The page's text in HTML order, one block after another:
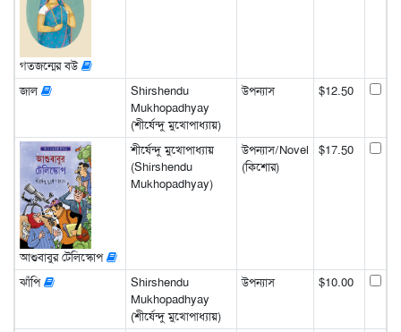
গতজন্মের বউ
জাল
Shirshendu
Mukhopadhyay
(শীর্ষেন্দু মুখোপাধ্যায়)
উপন্যাস $12.50
আশুবাবুর টেলিস্কোপ
শীর্ষেন্দু মুখোপাধ্যায়
(Shirshendu
Mukhopadhyay)
উপন্যাস/Novel
(কিশোর)
$17.50
ঝাঁপি
Shirshendu
Mukhopadhyay
(শীর্ষেন্দু মুখোপাধ্যায়)
উপন্যাস $10.00